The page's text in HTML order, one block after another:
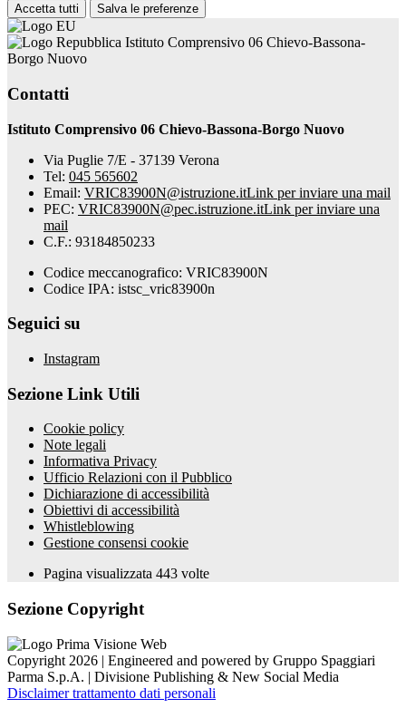
Accetta tutti Salva le preferenze
Istituto Comprensivo 06 Chievo-Bassona-
Borgo Nuovo
Contatti
Istituto Comprensivo 06 Chievo-Bassona-Borgo Nuovo
Via Puglie 7/E - 37139 Verona
Tel: 045 565602
Email: VRIC83900N@istruzione.itLink per inviare una mail
PEC: VRIC83900N@pec.istruzione.itLink per inviare una
mail
C.F.: 93184850233
Codice meccanografico: VRIC83900N
Codice IPA: istsc_vric83900n
Seguici su
Instagram
Sezione Link Utili
Cookie policy
Note legali
Informativa Privacy
Ufficio Relazioni con il Pubblico
Dichiarazione di accessibilità
Obiettivi di accessibilità
Whistleblowing
Gestione consensi cookie
Pagina visualizzata 443 volte
Sezione Copyright
Copyright 2026 | Engineered and powered by Gruppo Spaggiari
Parma S.p.A. | Divisione Publishing & New Social Media
Disclaimer trattamento dati personali